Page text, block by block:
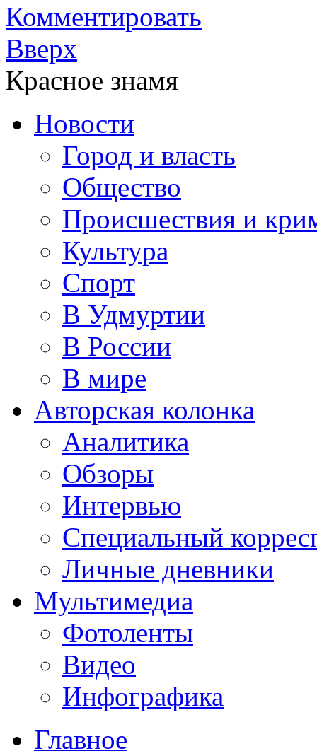
Комментировать
Вверх
Красное знамя
Новости
Город и власть
Общество
Происшествия и
Культура
Спорт
В Удмуртии
В России
В мире
Авторская колонка
Аналитика
Обзоры
Интервью
Специальный
Личные дневники
Мультимедиа
Фотоленты
Видео
Инфографика
Главное